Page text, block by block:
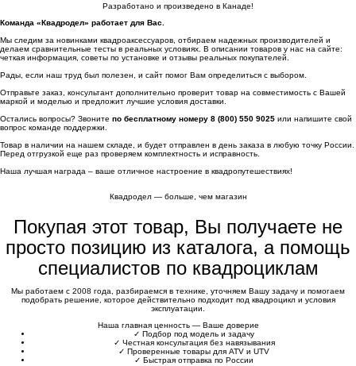
Разработано и произведено в Канаде!
Команда «Квадродел» работает для Вас.
Мы следим за новинками квадроаксессуаров, отбираем надежных производителей и
делаем сравнительные тесты в реальных условиях. В описании товаров у нас на сайте:
четкая информация, советы по установке и отзывы реальных покупателей.
Рады, если наш труд был полезен, и сайт помог Вам определиться с выбором.
Отправьте заказ, консультант дополнительно проверит товар на совместимость с Вашей
маркой и моделью и предложит лучшие условия доставки.
Остались вопросы? Звоните по бесплатному номеру 8 (800) 550 9025 или напишите свой
вопрос команде поддержки.
Товар в наличии на нашем складе, и будет отправлен в день заказа в любую точку России.
Перед отгрузкой еще раз проверяем комплектность и исправность.
Наша лучшая награда – ваше отличное настроение в квадропутешествиях!
Квадродел — больше, чем магазин
Покупая этот товар, Вы получаете не
просто позицию из каталога, а помощь
специалистов по квадроциклам
Мы работаем с 2008 года, разбираемся в технике, уточняем Вашу задачу и помогаем
подобрать решение, которое действительно подходит под квадроцикл и условия
эксплуатации.
Наша главная ценность — Ваше доверие
✓ Подбор под модель и задачу
✓ Честная консультация без навязывания
✓ Проверенные товары для ATV и UTV
✓ Быстрая отправка по России